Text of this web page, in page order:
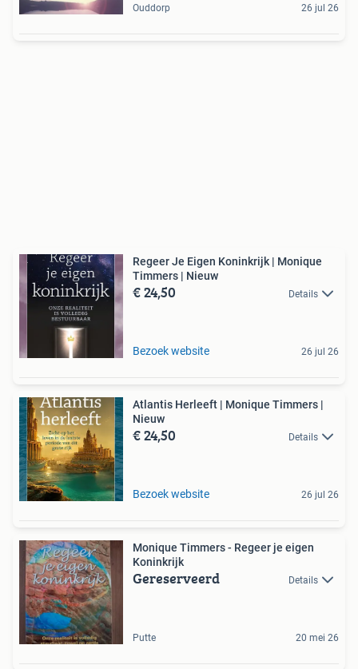
Ouddorp 26 jul 26
Regeer Je Eigen Koninkrijk | Monique
Timmers | Nieuw
€ 24,50 Details
Bezoek website 26 jul 26
Atlantis Herleeft | Monique Timmers |
Nieuw
€ 24,50 Details
Bezoek website 26 jul 26
Monique Timmers - Regeer je eigen
Koninkrijk
Gereserveerd Details
Putte 20 mei 26